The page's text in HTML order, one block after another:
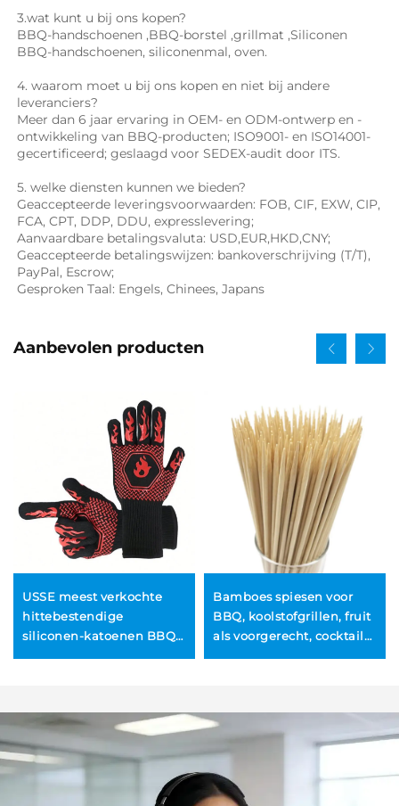
3.wat kunt u bij ons kopen?
BBQ-handschoenen ,BBQ-borstel ,grillmat ,Siliconen
BBQ-handschoenen, siliconenmal, oven.
4. waarom moet u bij ons kopen en niet bij andere
leveranciers?
Meer dan 6 jaar ervaring in OEM- en ODM-ontwerp en -
ontwikkeling van BBQ-producten; ISO9001- en ISO14001-
gecertificeerd; geslaagd voor SEDEX-audit door ITS.
5. welke diensten kunnen we bieden?
Geaccepteerde leveringsvoorwaarden: FOB, CIF, EXW, CIP,
FCA, CPT, DDP, DDU, expresslevering;
Aanvaardbare betalingsvaluta: USD,EUR,HKD,CNY;
Geaccepteerde betalingswijzen: bankoverschrijving (T/T),
PayPal, Escrow;
Gesproken Taal: Engels, Chinees, Japans
Aanbevolen producten
USSE meest verkochte
hittebestendige
siliconen-katoenen BBQ-
warmte-isolerend, LFGB-
gecertificeerd
Bamboes spiesen voor
BBQ, koolstofgrillen, fruit
als voorgerecht, cocktails,